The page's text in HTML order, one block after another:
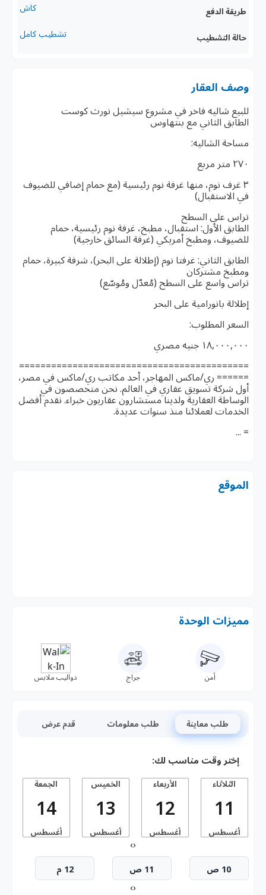
طريقة الدفع كاش
حالة التشطيب تشطيب كامل
وصف العقار
للبيع شاليه فاخر في مشروع سيشيل نورث كوست
الطابق الثاني مع بنتهاوس
مساحة الشاليه:
٢٧٠ متر مربع
٣ غرف نوم، منها غرفة نوم رئيسية (مع حمام إضافي للضيوف
في الاستقبال)
تراس على السطح
الطابق الأول: استقبال، مطبخ، غرفة نوم رئيسية، حمام
للضيوف، ومطبخ أمريكي (غرفة السائق خارجية)
الطابق الثاني: غرفتا نوم (إطلالة على البحر)، شرفة كبيرة، حمام
ومطبخ مشتركان
تراس واسع على السطح (مُعدّل ومُوسّع)
إطلالة بانورامية على البحر
السعر المطلوب:
١٨,٠٠٠,٠٠٠ جنيه مصري
===========================================
====== ري/ماكس المهاجر، أحد مكاتب ري/ماكس في مصر،
أول شركة تسويق عقاري في العالم. نحن متخصصون في
الوساطة العقارية ولدينا مستشارون عقاريون خبراء. نقدم أفضل
الخدمات لعملائنا منذ سنوات عديدة.
= ...
الموقع
مميزات الوحدة
أمن جراج دواليب ملابس
طلب معاينة طلب معلومات قدم عرض
إختر وقت مناسب لك:
الثلاثاء
11
أغسطس
الأربعاء
12
أغسطس
الخميس
13
أغسطس
الجمعة
14
أغسطس
‹
›
10 ص 11 ص 12 م
‹
›